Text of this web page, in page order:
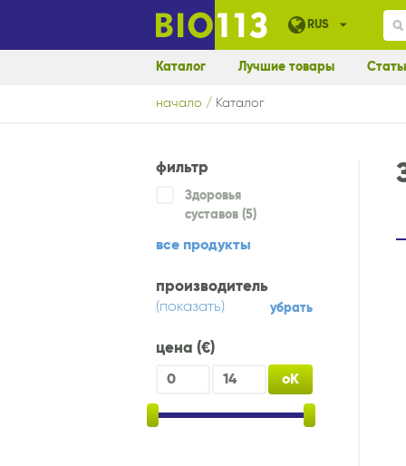
RUS
Каталог Лучшие товары
начало Каталог
фильтр
Здоровья
суставов (5)
все продукты
производитель
(показать) убрать
цена (€)